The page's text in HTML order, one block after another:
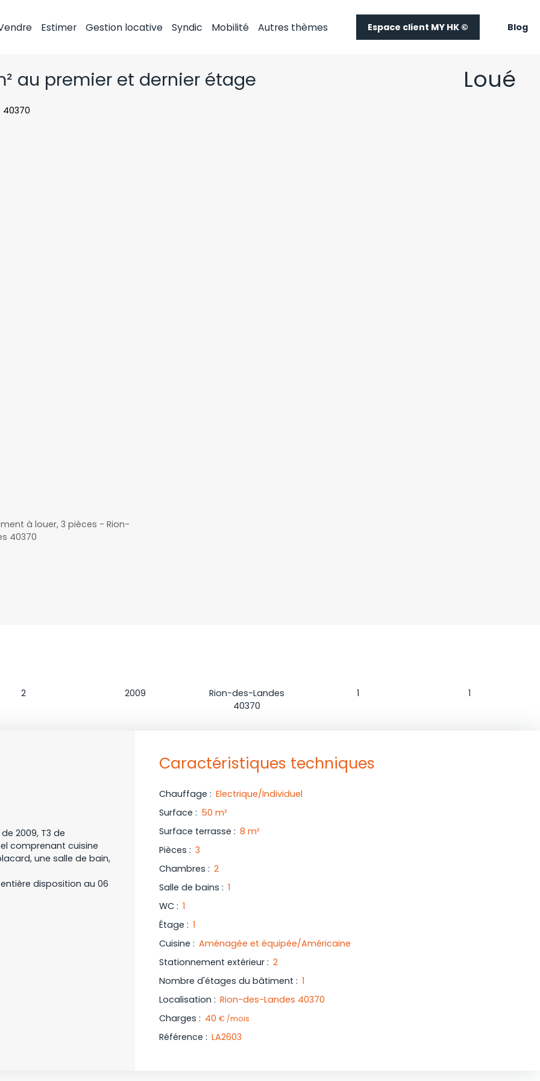
Estimer Gestion locative Syndic Mobilité Autres thèmes Espace client MY HK © Blog
au premier et dernier étage Loué
2
2009
Rion-des-Landes
40370
1
1
de 2009, T3 de
comprenant cuisine
une salle de bain,
disposition au 06
Caractéristiques techniques
Chauffage : Electrique/Individuel
Surface : 50 m²
Surface terrasse : 8 m²
Pièces : 3
Chambres : 2
Salle de bains : 1
WC : 1
Étage : 1
Cuisine : Aménagée et équipée/Américaine
Stationnement extérieur : 2
Nombre d'étages du bâtiment : 1
Localisation : Rion-des-Landes 40370
Charges : 40 € /mois
Référence : LA2603